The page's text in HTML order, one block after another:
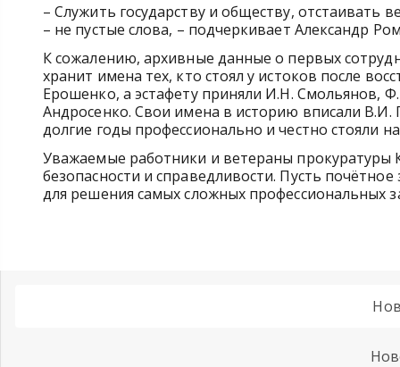
– Служить государству и обществу, отстаивать
– не пустые слова, – подчеркивает Александр
К сожалению, архивные данные о первых
хранит имена тех, кто стоял у истоков после
Ерошенко, а эстафету приняли И.Н. Смольянов,
Андросенко. Свои имена в историю вписали
долгие годы профессионально и честно стояли
Уважаемые работники и ветераны прокуратуры
безопасности и справедливости. Пусть
для решения самых сложных профессиональных